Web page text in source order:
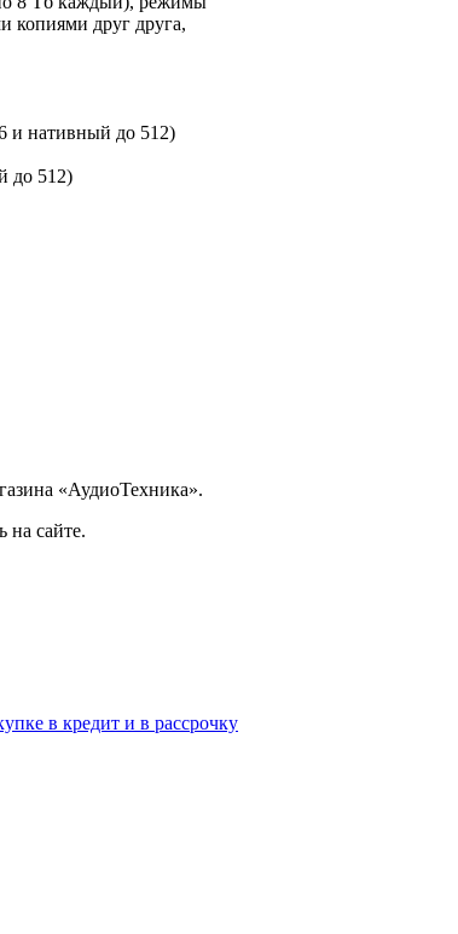
копиями друг друга,
и нативный до 512)
до 512)
«АудиоТехника».
на сайте.
в кредит и в рассрочку